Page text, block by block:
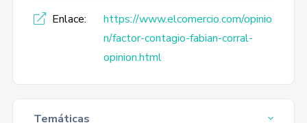
Enlace:
https://www.elcomercio.com/opinio
n/factor-contagio-fabian-corral-
opinion.html
Temáticas